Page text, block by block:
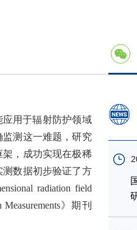
用于辐射防护领域
测这一难题，研究
，成功实现在极稀
数据初步验证了方
radiation field
Measurements》期刊